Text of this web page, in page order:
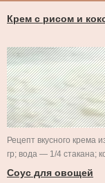
Крем с рисом и
Рецепт вкусного крема
гр; вода — 1/4 стакана;
Соус для овощей